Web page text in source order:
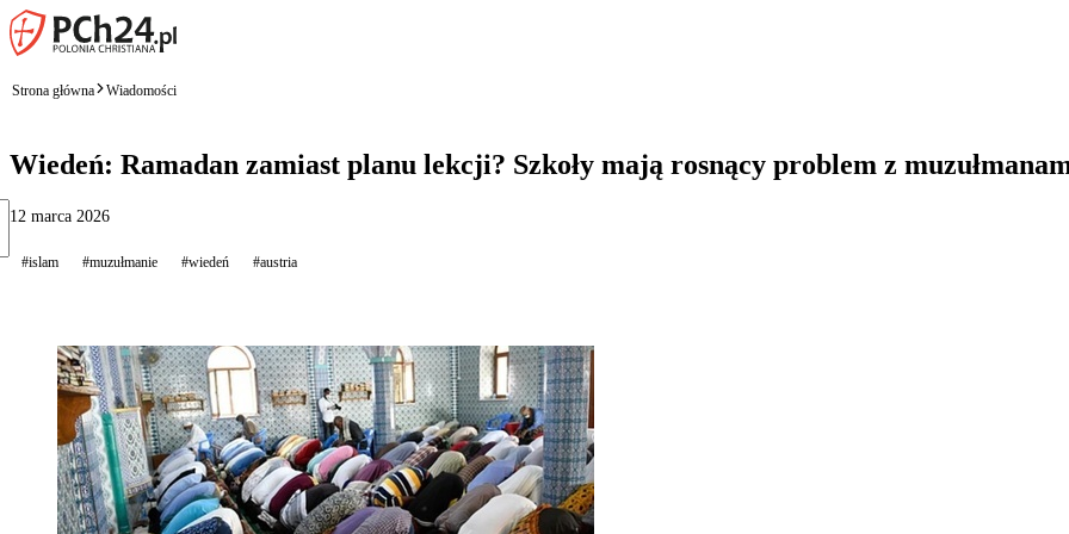
Strona główna Wiadomości
Wiedeń: Ramadan zamiast planu lekcji? Szkoły mają rosnący problem z
12 marca 2026
#islam #muzułmanie #wiedeń #austria